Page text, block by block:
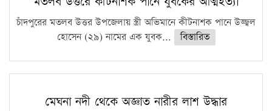
চাঁদপুরের মতলব উত্তর উপজেলায় স্ত্রী অভিমানে কীটনাশক পানে উজ্জ্বল
হোসেন (২৯) নামের এক যুবক...
বিস্তারিত
মেঘনা নদী থেকে অজ্ঞাত নারীর লাশ উদ্ধার